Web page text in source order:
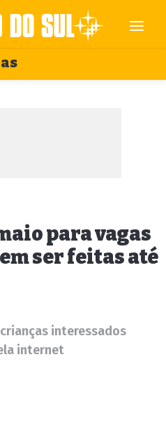
para vagas
ser feitas até
interessados
internet